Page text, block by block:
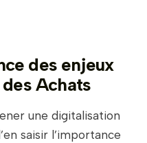
des enjeux
Achats
une digitalisation
saisir l’importance